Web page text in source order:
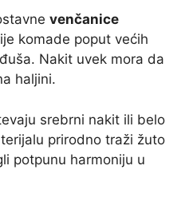
venčanice
komade poput većih
Nakit uvek mora da
haljini.
srebrni nakit ili belo
prirodno traži žuto
potpunu harmoniju u